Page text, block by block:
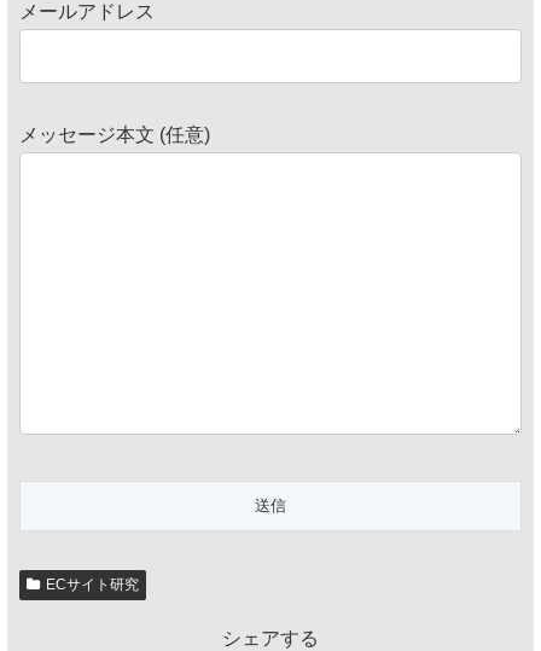
メールアドレス
メッセージ本文 (任意)
ECサイト研究
シェアする